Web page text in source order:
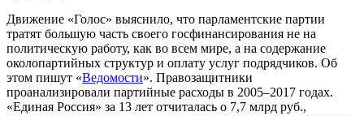
Движение «Голос» выяснило, что парламентские партии
тратят большую часть своего госфинансирования не на
политическую работу, как во всем мире, а на содержание
околопартийных структур и оплату услуг подрядчиков. Об
этом пишут «Ведомости». Правозащитники
проанализировали партийные расходы в 2005–2017 годах.
«Единая Россия» за 13 лет отчиталась о 7,7 млрд руб.,